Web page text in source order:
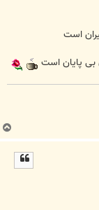
است
پایان است
ب
ا